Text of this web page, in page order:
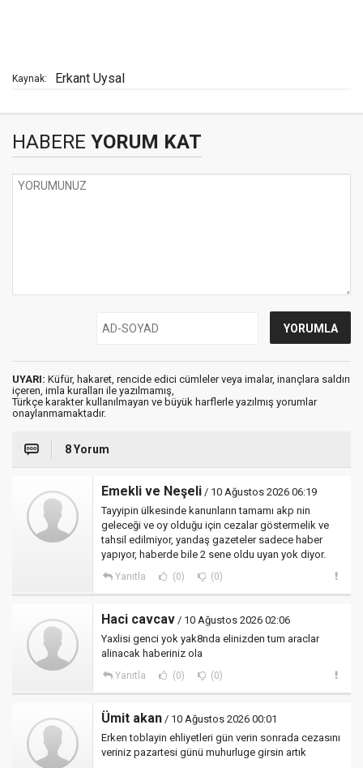
Kaynak: Erkant Uysal
HABERE YORUM KAT
UYARI: Küfür, hakaret, rencide edici cümleler veya imalar, inançlara saldırı
içeren, imla kuralları ile yazılmamış,
Türkçe karakter kullanılmayan ve büyük harflerle yazılmış yorumlar
onaylanmamaktadır.
8 Yorum
Emekli ve Neşeli / 10 Ağustos 2026 06:19
Tayyipin ülkesinde kanunların tamamı akp nin
geleceği ve oy olduğu için cezalar göstermelik ve
tahsil edilmiyor, yandaş gazeteler sadece haber
yapıyor, haberde bile 2 sene oldu uyan yok diyor.
Yanıtla (0) (0)
Haci cavcav / 10 Ağustos 2026 02:06
Yaxlisi genci yok yak8nda elinizden tum araclar
alinacak haberiniz ola
Yanıtla (0) (0)
Ümit akan / 10 Ağustos 2026 00:01
Erken toblayin ehliyetleri gün verin sonrada cezasını
veriniz pazartesi günü muhurluge girsin artık